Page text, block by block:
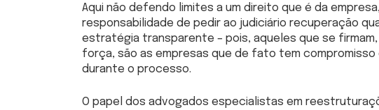
Aqui não defendo limites a um direito que é da
responsabilidade de pedir ao judiciário recuperação
estratégia transparente – pois, aqueles que se
força, são as empresas que de fato tem compromisso
durante o processo.
O papel dos advogados especialistas em